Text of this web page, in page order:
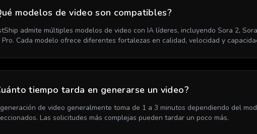
modelos de video son compatibles?
admite múltiples modelos de video con IA líderes, incluyendo Sora 2,
Pro. Cada modelo ofrece diferentes fortalezas en calidad, velocidad y
tiempo tarda en generarse un video?
de video generalmente toma de 1 a 3 minutos dependiendo del
Las solicitudes más complejas pueden tardar un poco más.